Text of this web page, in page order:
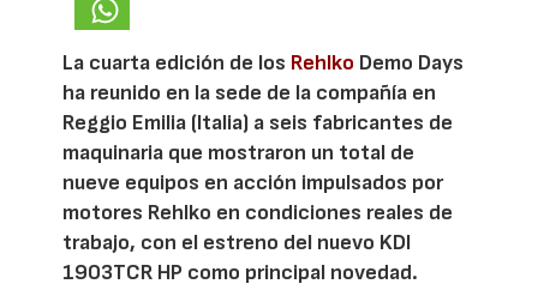
La cuarta edición de los Rehlko Demo Days
ha reunido en la sede de la compañía en
Reggio Emilia (Italia) a seis fabricantes de
maquinaria que mostraron un total de
nueve equipos en acción impulsados por
motores Rehlko en condiciones reales de
trabajo, con el estreno del nuevo KDI
1903TCR HP como principal novedad.